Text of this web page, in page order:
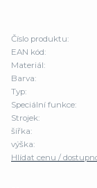
Číslo produktu:
EAN kód:
Materiál:
Barva:
Typ:
Speciální funkce:
Strojek:
šířka:
výška:
Hlídat cenu /